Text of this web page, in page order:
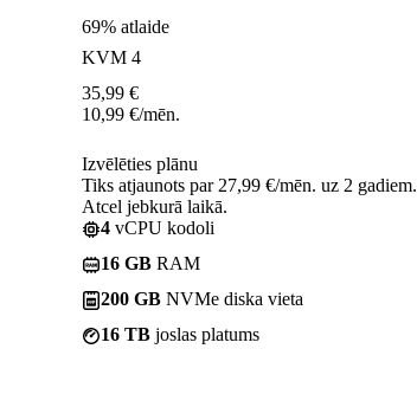
69% atlaide
KVM 4
35,99 €
10,99 €/mēn.
Izvēlēties plānu
Tiks atjaunots par 27,99 €/mēn. uz 2 gadiem.
Atcel jebkurā laikā.
4 vCPU kodoli
16 GB RAM
200 GB NVMe diska vieta
16 TB joslas platums